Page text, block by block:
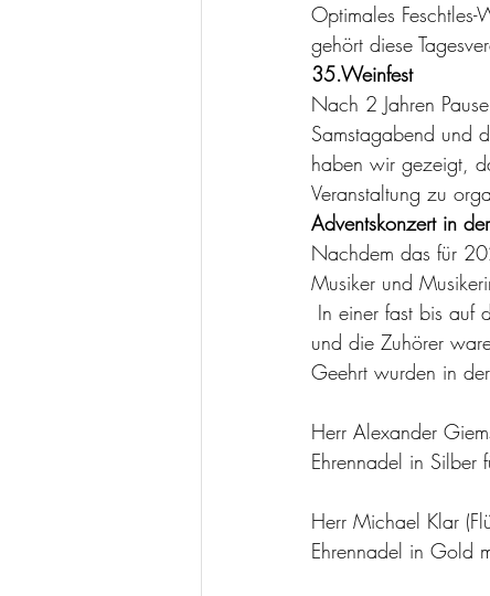
Optimales
gehört diese
35.Weinfest
Nach 2 Jahren
Samstagabend und
haben wir gezeigt,
Veranstaltung zu
Adventskonzert in
Nachdem das für
Musiker und
und die Zuhörer
Geehrt wurden in
Herr Alexander
Ehrennadel in Silber
Herr Michael Klar
Ehrennadel in Gold